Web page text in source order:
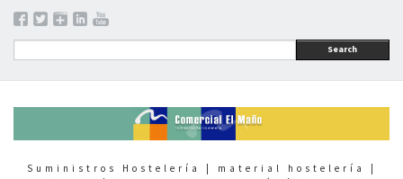
Search
Suministros Hostelería | material hostelería |